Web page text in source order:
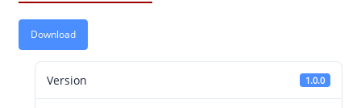
Download
Version 1.0.0